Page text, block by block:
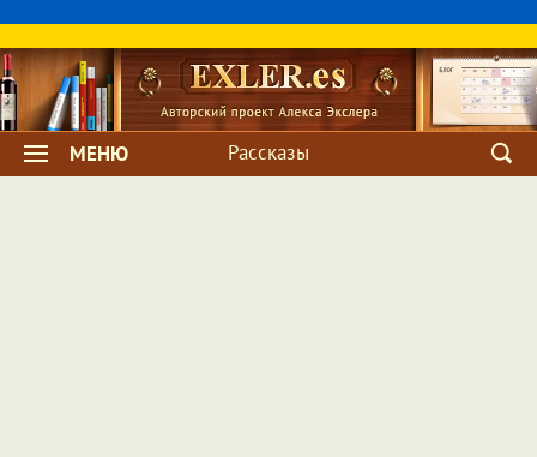
МЕНЮ Рассказы